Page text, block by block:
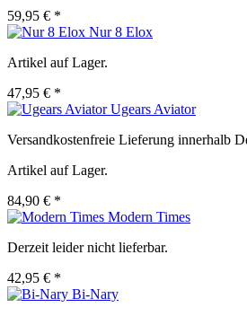
59,95 € *
Nur 8 Elox
Artikel auf Lager.
47,95 € *
Ugears Aviator
Versandkostenfreie Lieferung innerhalb
Artikel auf Lager.
84,90 € *
Modern Times
Derzeit leider nicht lieferbar.
42,95 € *
Bi-Nary